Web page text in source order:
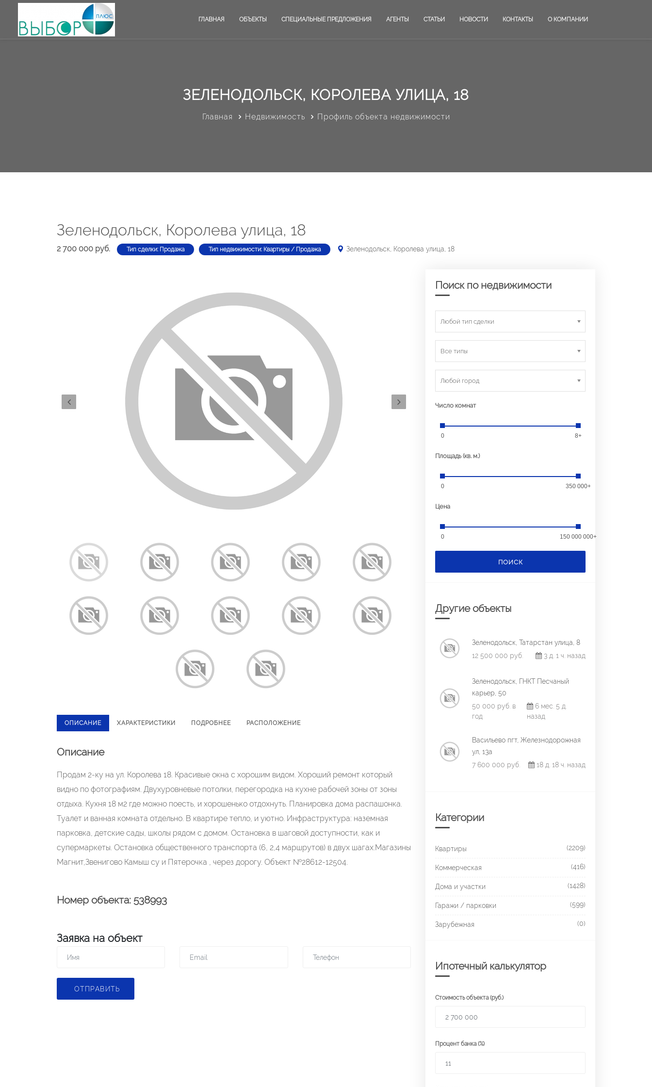
ГЛАВНАЯ ОБЪЕКТЫ СПЕЦИАЛЬНЫЕ ПРЕДЛОЖЕНИЯ АГЕНТЫ СТАТЬИ НОВОСТИ КОНТАКТЫ О КОМПАНИИ
ЗЕЛЕНОДОЛЬСК, КОРОЛЕВА УЛИЦА, 18
Главная Недвижимость Профиль объекта недвижимости
Зеленодольск, Королева улица, 18
2 700 000 руб. Тип сделки: Продажа Тип недвижимости: Квартиры / Продажа Зеленодольск, Королева улица, 18
ОПИСАНИЕ ХАРАКТЕРИСТИКИ ПОДРОБНЕЕ РАСПОЛОЖЕНИЕ
Описание
Продам 2-ку на ул. Королева 18. Красивые окна с хорошим видом. Хороший ремонт который
видно по фотографиям. Двухуровневые потолки, перегородка на кухне рабочей зоны от зоны
отдыха. Кухня 18 м2 где можно поесть, и хорошенько отдохнуть. Планировка дома распашонка.
Туалет и ванная комната отдельно. В квартире тепло, и уютно. Инфраструктура: наземная
парковка, детские сады, школы рядом с домом. Остановка в шаговой доступности, как и
супермаркеты. Остановка общественного транспорта (6, 2,4 маршрутов) в двух шагах.Магазины
Магнит,Звенигово Камыш су и Пятерочка , через дорогу. Объект №28612-12504.
Номер объекта: 538993
Заявка на объект
ОТПРАВИТЬ
Поиск по недвижимости
Любой тип сделки
Все типы
Любой город
Число комнат
0 8+
Площадь (кв. м.)
0 350 000+
Цена
0 150 000 000+
ПОИСК
Другие объекты
Зеленодольск, Татарстан улица, 8
12 500 000 руб.
3 д. 1 ч. назад
Зеленодольск, ГНКТ Песчаный
карьер, 50
50 000 руб. в
год
6 мес. 5 д.
назад
Васильево пгт, Железнодорожная
ул, 13а
7 600 000 руб.
18 д. 18 ч. назад
Категории
Квартиры (2209)
Коммерческая (416)
Дома и участки (1428)
Гаражи / парковки (599)
Зарубежная (0)
Ипотечный калькулятор
Стоимость объекта (руб.)
Процент банка (%)